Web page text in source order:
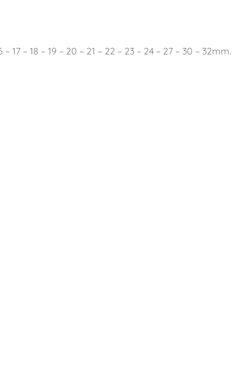
– 17 – 18 – 19 – 20 – 21 – 22 – 23 – 24 – 27 – 30 – 32mm.